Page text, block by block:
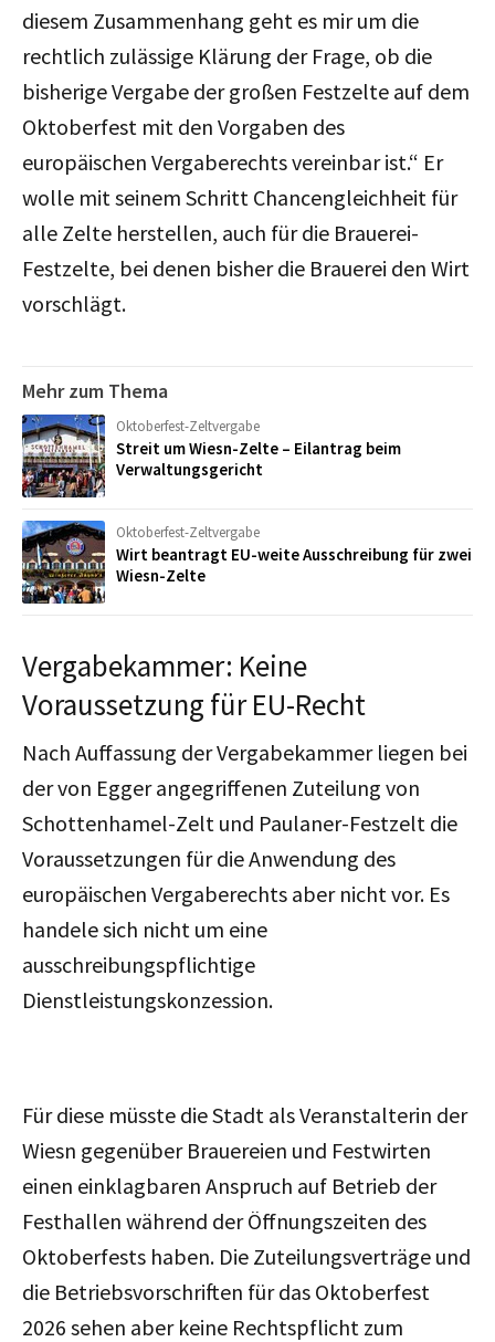
diesem Zusammenhang geht es mir um die
rechtlich zulässige Klärung der Frage, ob die
bisherige Vergabe der großen Festzelte auf dem
Oktoberfest mit den Vorgaben des
europäischen Vergaberechts vereinbar ist.“ Er
wolle mit seinem Schritt Chancengleichheit für
alle Zelte herstellen, auch für die Brauerei-
Festzelte, bei denen bisher die Brauerei den Wirt
vorschlägt.
Mehr zum Thema
Oktoberfest-Zeltvergabe
Streit um Wiesn-Zelte – Eilantrag beim
Verwaltungsgericht
Oktoberfest-Zeltvergabe
Wirt beantragt EU-weite Ausschreibung für zwei
Wiesn-Zelte
Vergabekammer: Keine
Voraussetzung für EU-Recht
Nach Auffassung der Vergabekammer liegen bei
der von Egger angegriffenen Zuteilung von
Schottenhamel-Zelt und Paulaner-Festzelt die
Voraussetzungen für die Anwendung des
europäischen Vergaberechts aber nicht vor. Es
handele sich nicht um eine
ausschreibungspflichtige
Dienstleistungskonzession.
Für diese müsste die Stadt als Veranstalterin der
Wiesn gegenüber Brauereien und Festwirten
einen einklagbaren Anspruch auf Betrieb der
Festhallen während der Öffnungszeiten des
Oktoberfests haben. Die Zuteilungsverträge und
die Betriebsvorschriften für das Oktoberfest
2026 sehen aber keine Rechtspflicht zum